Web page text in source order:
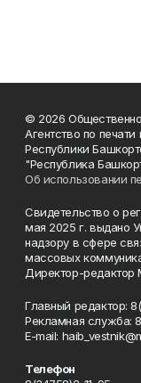
© 2026
Агентство по
Республики
"Республика
Об использовании
Свидетельство о
мая 2025 г. выдано
надзору в сфере
массовых
Директор-редактор
Главный редактор:
Рекламная служба:
Е-mаil:
Телефон